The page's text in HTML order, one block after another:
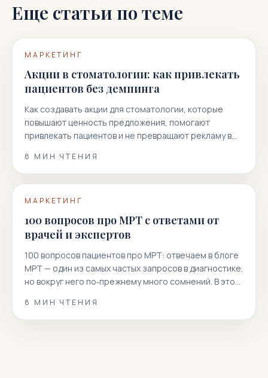
Еще статьи по теме
МАРКЕТИНГ
Акции в стоматологии: как привлекать
пациентов без демпинга
Как создавать акции для стоматологии, которые
повышают ценность предложения, помогают
привлекать пациентов и не превращают рекламу в
8 МИН ЧТЕНИЯ
МАРКЕТИНГ
100 вопросов про МРТ с ответами от
врачей и экспертов
100 вопросов пациентов про МРТ: отвечаем в блоге
МРТ — один из самых частых запросов в диагностике,
но вокруг него по‑прежнему много сомнений. В этой
пациентов и даем короткие, точные и полезные
ответы. Вы узнаете, как подготовиться к
8 МИН ЧТЕНИЯ